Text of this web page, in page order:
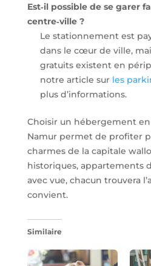
Est‑il possible de se garer
centre‑ville ?
Le stationnement est
dans le cœur de ville,
gratuits existent en
notre article sur les
plus d’informations.
Choisir un hébergement
Namur permet de profiter
charmes de la capitale
historiques, appartements
avec vue, chacun trouvera
convient.
Similaire